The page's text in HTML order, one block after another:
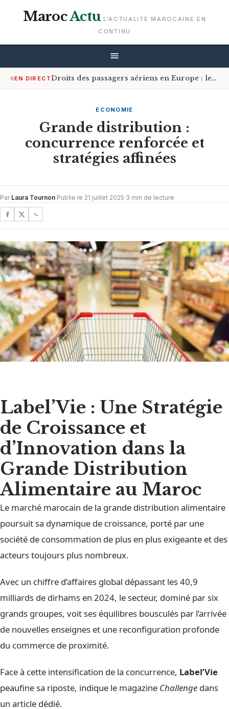
MarocActu L'ACTUALITE MAROCAINE EN
CONTINU
EN DIRECT Droits des passagers aériens en Europe : les Africains bénéficiant le plus de la réforme
ECONOMIE
Grande distribution :
concurrence renforcée et
stratégies affinées
Par Laura Tournon·Publie le 21 juillet 2025·3 min de lecture
Label’Vie : Une Stratégie
de Croissance et
d’Innovation dans la
Grande Distribution
Alimentaire au Maroc
Le marché marocain de la grande distribution alimentaire
poursuit sa dynamique de croissance, porté par une
société de consommation de plus en plus exigeante et des
acteurs toujours plus nombreux.
Avec un chiffre d’affaires global dépassant les 40,9
milliards de dirhams en 2024, le secteur, dominé par six
grands groupes, voit ses équilibres bousculés par l’arrivée
de nouvelles enseignes et une reconfiguration profonde
du commerce de proximité.
Face à cette intensification de la concurrence, Label’Vie
peaufine sa riposte, indique le magazine Challenge dans
un article dédié.